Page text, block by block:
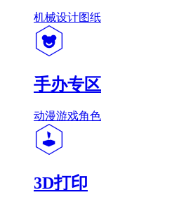
机械设计图纸
手办专区
动漫游戏角色
3D打印